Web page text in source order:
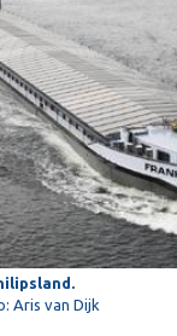
Aris van Dijk